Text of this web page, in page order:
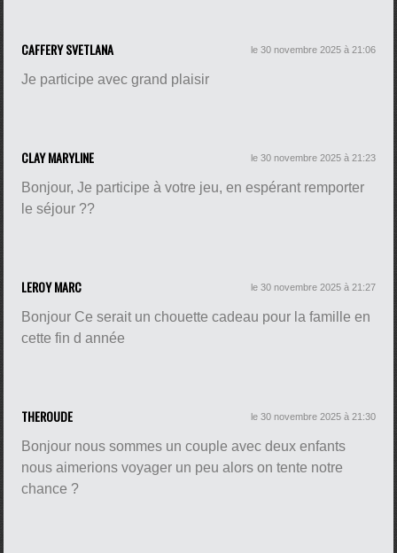
CAFFERY SVETLANA le 30 novembre 2025 à 21:06
Je participe avec grand plaisir
CLAY MARYLINE le 30 novembre 2025 à 21:23
Bonjour, Je participe à votre jeu, en espérant remporter
le séjour ??
LEROY MARC le 30 novembre 2025 à 21:27
Bonjour Ce serait un chouette cadeau pour la famille en
cette fin d année
THEROUDE le 30 novembre 2025 à 21:30
Bonjour nous sommes un couple avec deux enfants
nous aimerions voyager un peu alors on tente notre
chance ?